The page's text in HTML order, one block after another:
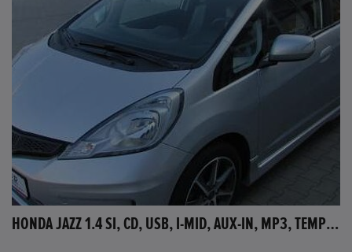
HONDA JAZZ 1.4 SI, CD, USB, I-MID, AUX-IN, MP3, TEMPOMAT